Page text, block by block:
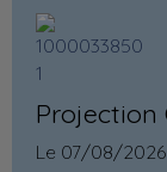
Projection
Le 07/08/2026